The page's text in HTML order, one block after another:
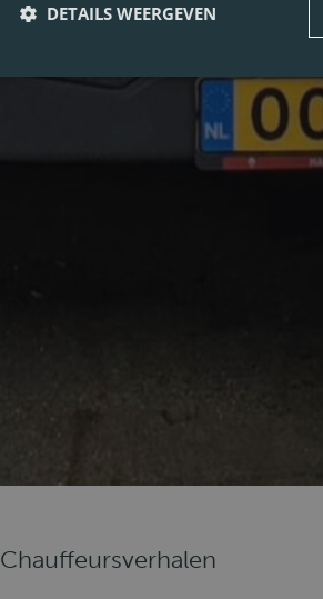
Chauffeursverhalen
DETAILS WEERGEVEN